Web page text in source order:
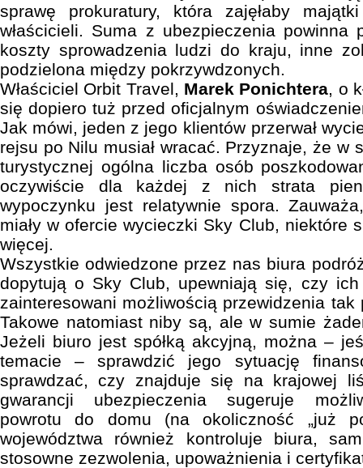
sprawę prokuratury, która zajęłaby
właścicieli. Suma z ubezpieczenia powinna
koszty sprowadzenia ludzi do kraju, inne
podzielona między pokrzywdzonych.
Właściciel Orbit Travel, Marek Ponichtera, o
się dopiero tuż przed oficjalnym
Jak mówi, jeden z jego klientów przerwał
rejsu po Nilu musiał wracać. Przyznaje, że w
turystycznej ogólna liczba osób
oczywiście dla każdej z nich strata
wypoczynku jest relatywnie spora.
miały w ofercie wycieczki Sky Club, niektóre
więcej.
Wszystkie odwiedzone przez nas biura
dopytują o Sky Club, upewniają się, czy
zainteresowani możliwością przewidzenia
Takowe natomiast niby są, ale w sumie
Jeżeli biuro jest spółką akcyjną, można –
temacie – sprawdzić jego sytuację
sprawdzać, czy znajduje się na krajowej
gwarancji ubezpieczenia sugeruje
powrotu do domu (na okoliczność „już
województwa również kontroluje biura,
stosowne zezwolenia, upoważnienia i